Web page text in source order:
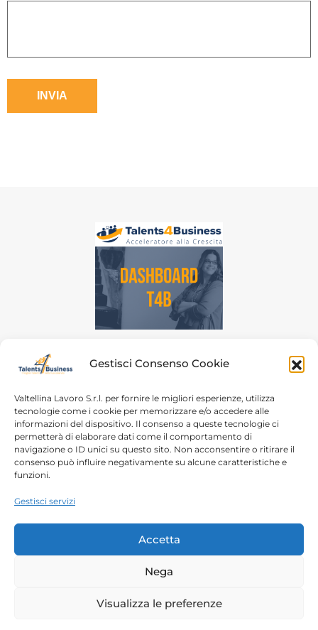
Gestisci Consenso Cookie
Valtellina Lavoro S.r.l. per fornire le migliori esperienze, utilizza
tecnologie come i cookie per memorizzare e/o accedere alle
informazioni del dispositivo. Il consenso a queste tecnologie ci
permetterà di elaborare dati come il comportamento di
navigazione o ID unici su questo sito. Non acconsentire o ritirare il
consenso può influire negativamente su alcune caratteristiche e
funzioni.
Gestisci servizi
Accetta
Nega
Visualizza le preferenze
Home
Login
Chi siamo
Conosciamoci
Contatti
Autorizzazioni
Copyright 2023 – Talents4Business divisione di